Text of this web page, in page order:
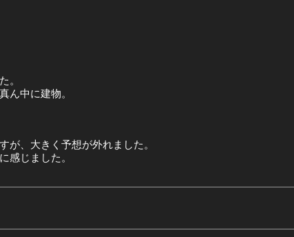
。
ん中に建物。
が、大きく予想が外れました。
感じました。